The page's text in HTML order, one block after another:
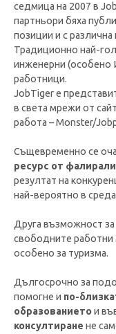
седмица на 2007 в
партньори бяха
позиции и с
Традиционно най-
инженерни (особено
работници.
JobTiger е
в света мрежи от
работа – Monster/
Същевременно се
ресурс от
резултат на
най-вероятно в
Друга възможност
свободните работни
особено за туризма.
Дългосрочно за
помогне и по-
образованиетои
консултиране не